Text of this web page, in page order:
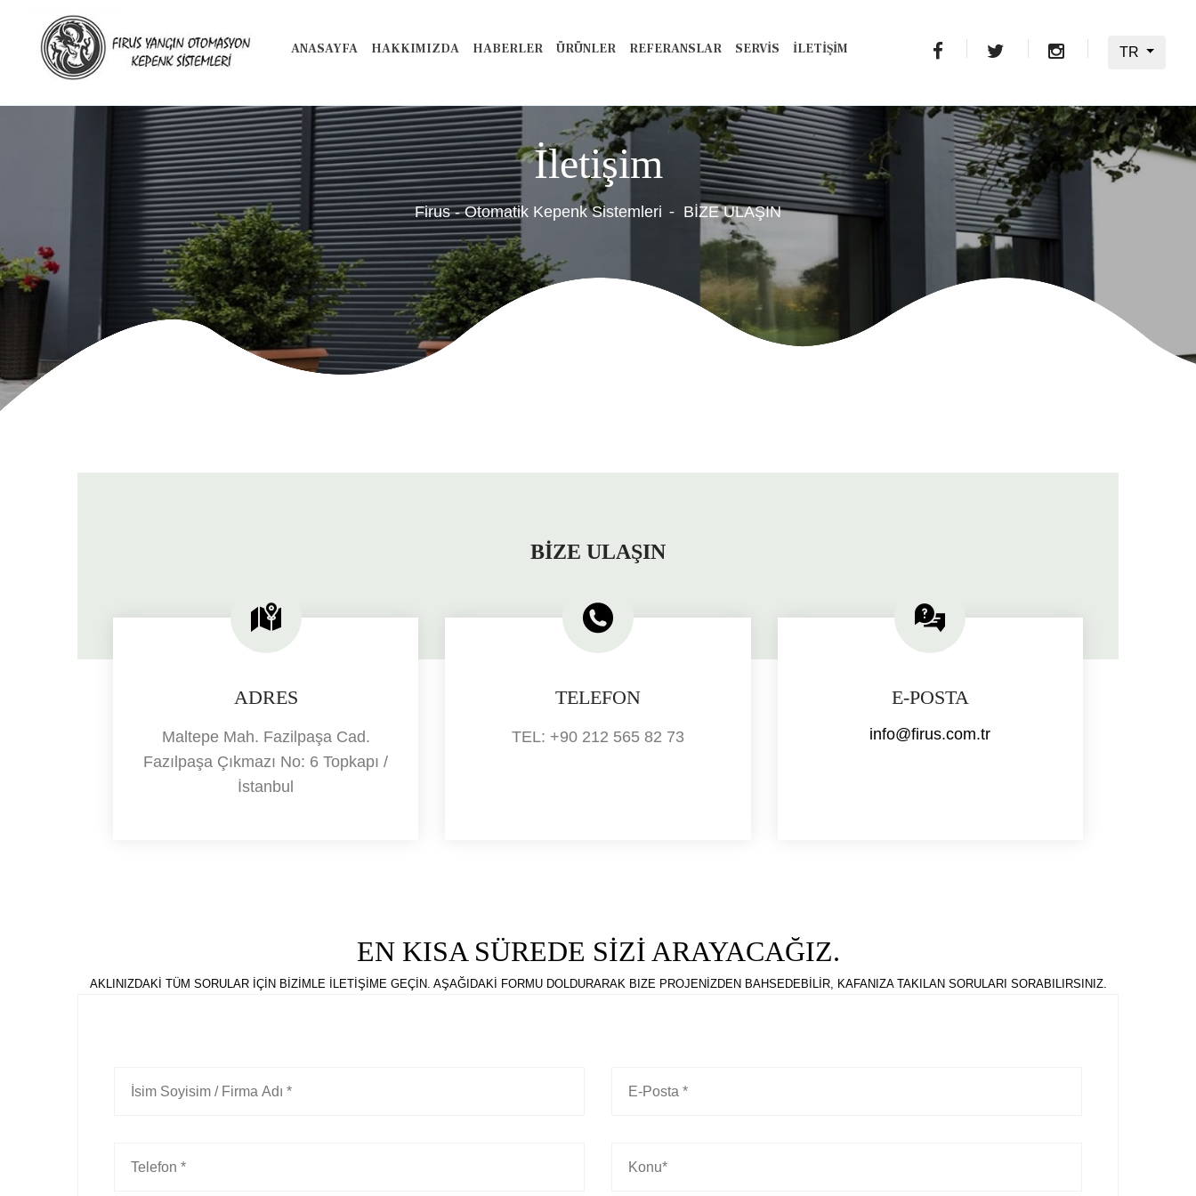
TR
ANASAYFA HAKKIMIZDA HABERLER ÜRÜNLER REFERANSLAR SERVİS İLETİŞİM
İletişim
Firus - Otomatik Kepenk Sistemleri BİZE ULAŞIN
BİZE ULAŞIN
ADRES
Maltepe Mah. Fazilpaşa Cad.
Fazılpaşa Çıkmazı No: 6 Topkapı /
İstanbul
TELEFON
TEL: +90 212 565 82 73
E-POSTA
info@firus.com.tr
EN KISA SÜREDE SİZİ ARAYACAĞIZ.
AKLINIZDAKİ TÜM SORULAR İÇİN BİZİMLE İLETİŞİME GEÇİN. AŞAĞIDAKİ FORMU DOLDURARAK BIZE PROJENİZDEN BAHSEDEBİLİR, KAFANIZA TAKILAN SORULARI SORABILIRSINIZ.